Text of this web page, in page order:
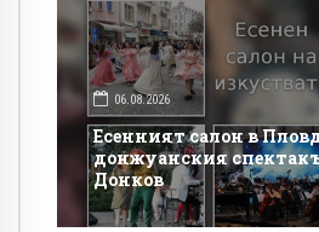
06.08.2026
Есенният салон в
донжуанския
Донков